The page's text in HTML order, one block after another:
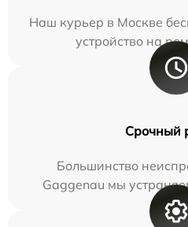
Наш курьер в Москве
устройство на
Срочный
Большинство
Gaggenau мы